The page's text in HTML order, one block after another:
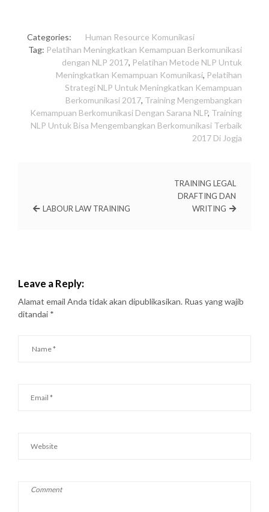
Categories: Human Resource Komunikasi
Tag: Pelatihan Meningkatkan Kemampuan Berkomunikasi
dengan NLP 2017, Pelatihan Metode NLP Untuk
Meningkatkan Kemampuan Komunikasi, Pelatihan
Strategi NLP Untuk Meningkatkan Kemampuan
Berkomunikasi 2017, Training Mengembangkan
Kemampuan Berkomunikasi Dengan Sarana NLP, Training
NLP Untuk Bisa Mengembangkan Berkomunikasi Terbaik
2017 Di Jogja
LABOUR LAW TRAINING
TRAINING LEGAL
DRAFTING DAN
WRITING
Leave a Reply:
Alamat email Anda tidak akan dipublikasikan. Ruas yang wajib
ditandai *